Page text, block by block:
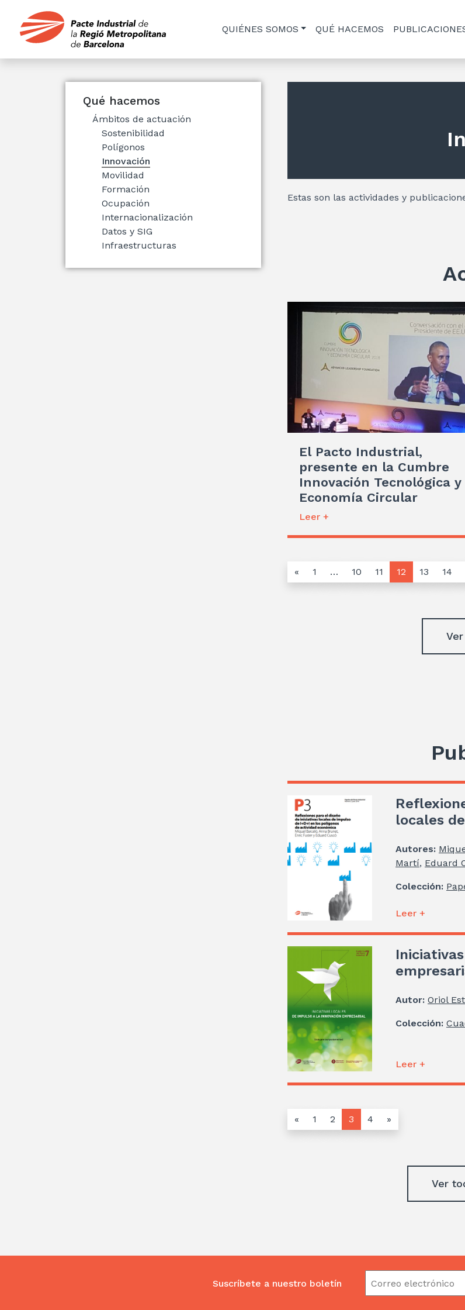
QUIÉNES SOMOS QUÉ HACEMOS
Qué hacemos
Ámbitos de actuación
Sostenibilidad
Polígonos
Innovación
Movilidad
Formación
Ocupación
Internacionalización
Datos y SIG
Infraestructuras
Estas son las actividades y
El Pacto Industrial,
presente en la Cumbre
Innovación Tecnológica y
Economía Circular
Leer +
« 1 … 10 11 12 13 14
locales
Autores:
Martí, Eduard
Colección:
Leer +
Autor: Oriol
Colección:
Leer +
« 1 2 3 4 »
Ver
Suscríbete a nuestro boletín